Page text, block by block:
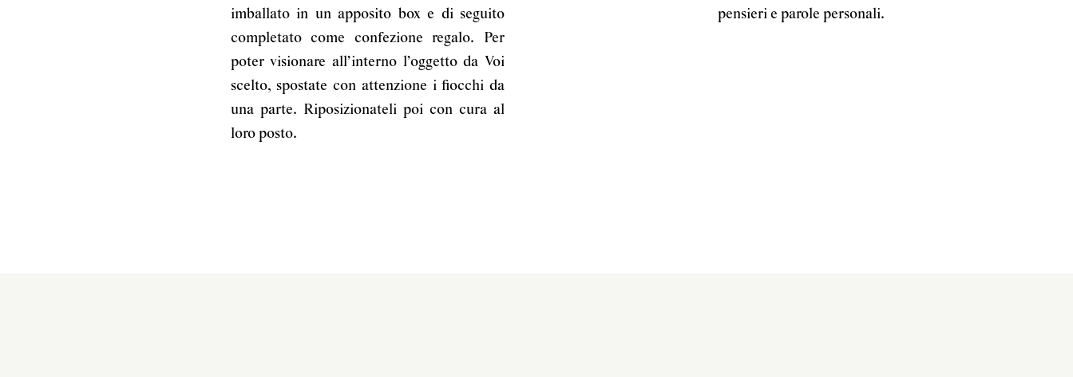
imballato in un apposito box e di seguito
completato come confezione regalo. Per
poter visionare all’interno l’oggetto da Voi
scelto, spostate con attenzione i fiocchi da
una parte. Riposizionateli poi con cura al
loro posto.
pensieri e parole personali.